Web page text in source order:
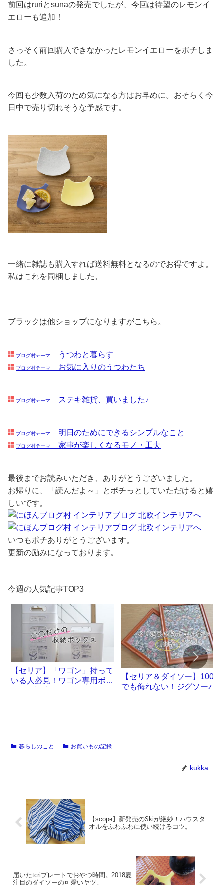
前回はruriとsunaの発売でしたが、今回は待望のレモンイ
エローも追加！
さっそく前回購入できなかったレモンイエローをポチしま
した。
今回も少数入荷のため気になる方はお早めに。おそらく今
日中で売り切れそうな予感です。
一緒に雑誌も購入すれば送料無料となるのでお得ですよ。
私はこれを同梱しました。
ブラックは他ショップになりますがこちら。
ブログ村テーマ うつわと暮らす
ブログ村テーマ お気に入りのうつわたち
ブログ村テーマ ステキ雑貨、買いました♪
ブログ村テーマ 明日のためにできるシンプルなこと
ブログ村テーマ 家事が楽しくなるモノ・工夫
最後までお読みいただき、ありがとうございました。
お帰りに、「読んだよ～」とポチっとしていただけると嬉
しいです。
いつもポチありがとうございます。
更新の励みになっております。
今週の人気記事TOP3
【セリア】「ワゴン」持って
いる人必見！ワゴン専用ボッ
【セリア＆ダイソー】100円
でも侮れない！ジグソーパ
暮らしのこと お買いもの記録
kukka
【scope】新発売のSkiが絶妙！ハウスタ
オルをふわふわに使い続けるコツ。
届いたtoriプレートでおやつ時間。2018夏
注目のダイソーの可愛いヤツ。